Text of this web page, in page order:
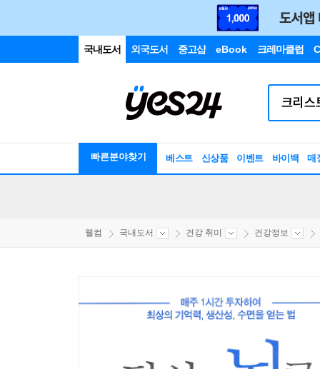
국내도서 외국도서 중고샵 eBook 크레마클럽
빠른분야찾기 베스트 신상품 이벤트 바이백 매
웰컴 국내도서 건강 취미 건강정보